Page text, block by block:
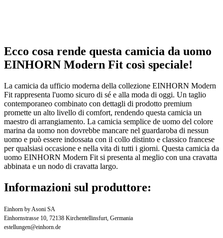
Ecco cosa rende questa camicia da uomo
EINHORN Modern Fit così speciale!
La camicia da ufficio moderna della collezione EINHORN Modern
Fit rappresenta l'uomo sicuro di sé e alla moda di oggi. Un taglio
contemporaneo combinato con dettagli di prodotto premium
promette un alto livello di comfort, rendendo questa camicia un
maestro di arrangiamento. La camicia semplice de uomo del colore
marina da uomo non dovrebbe mancare nel guardaroba di nessun
uomo e può essere indossata con il collo distinto e classico francese
per qualsiasi occasione e nella vita di tutti i giorni. Questa camicia da
uomo EINHORN Modern Fit si presenta al meglio con una cravatta
abbinata e un nodo di cravatta largo.
Informazioni sul produttore:
Einhorn by Asoni SA
Einhornstrasse 10, 72138 Kirchentellinsfurt, Germania
estellungen@einhorn.de